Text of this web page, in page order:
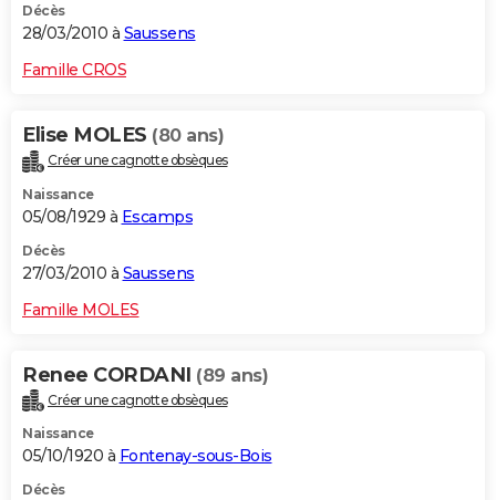
Décès
28/03/2010 à Saussens
Famille CROS
Elise MOLES (80 ans)
Créer une cagnotte obsèques
Naissance
05/08/1929 à Escamps
Décès
27/03/2010 à Saussens
Famille MOLES
Renee CORDANI (89 ans)
Créer une cagnotte obsèques
Naissance
05/10/1920 à Fontenay-sous-Bois
Décès